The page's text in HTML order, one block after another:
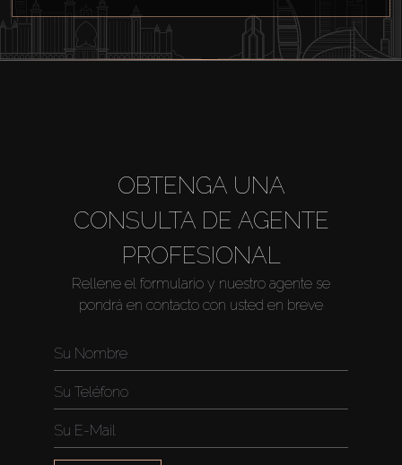
OBTENGA UNA
CONSULTA DE AGENTE
PROFESIONAL
Rellene el formulario y nuestro agente se
pondrá en contacto con usted en breve